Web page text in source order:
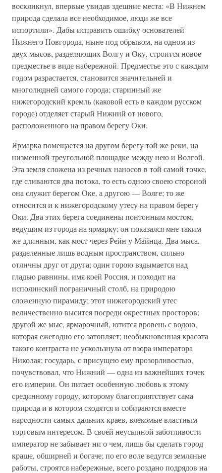
воскликнул, впервые увидав здешние места: «В Нижнем
природа сделала все необходимое, люди же все
испортили». Дабы исправить ошибку основателей
Нижнего Новгорода, ныне под обрывом, на одном из
двух мысов, разделяющих Волгу и Оку, строится новое
предместье в виде набережной. Предместье это с каждым
годом разрастается, становится значительней и
многолюдней самого города; старинный же
нижегородский кремль (каковой есть в каждом русском
городе) отделяет старый Нижний от нового,
расположенного на правом берегу Оки.
Ярмарка помещается на другом берегу той же реки, на
низменной треугольной площадке между нею и Волгой.
Эта земля сложена из речных наносов в той самой точке,
где сливаются два потока, то есть одною своею стороной
она служит берегом Оке, а другою — Волге; то же
относится и к нижегородскому утесу на правом берегу
Оки. Два этих берега соединены понтонным мостом,
ведущим из города на ярмарку; он показался мне таким
же длинным, как мост через Рейн у Майнца. Два мыса,
разделенные лишь водным пространством, сильно
отличны друг от друга; один горою вздымается над
гладью равнины, имя коей Россия, и походит на
исполинский пограничный столб, на природою
сложенную пирамиду; этот нижегородский утес
величественно высится посреди окрестных просторов;
другой же мыс, ярмарочный, ютится вровень с водою,
которая ежегодно его затопляет; необыкновенная красота
такого контраста не ускользнула от взора императора
Николая; государь, с присущею ему прозорливостью,
почувствовал, что Нижний — одна из важнейших точек
его империи. Он питает особенную любовь к этому
срединному городу, которому благоприятствует сама
природа и в котором сходятся и собираются вместе
народности самых дальних краев, влекомые властным
торговым интересом. В своей неусыпной заботливости
император не забывает ни о чем, лишь бы сделать город
краше, обширней и богаче; по его воле ведутся земляные
работы, строятся набережные, всего роздано подрядов на